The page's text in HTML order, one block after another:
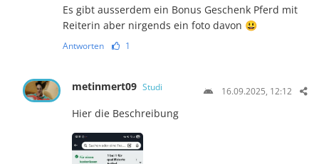
Es gibt ausserdem ein Bonus Geschenk Pferd mit
Reiterin aber nirgends ein foto davon 😃
Antworten 1
metinmert09 Studi 16.09.2025, 12:12
Hier die Beschreibung